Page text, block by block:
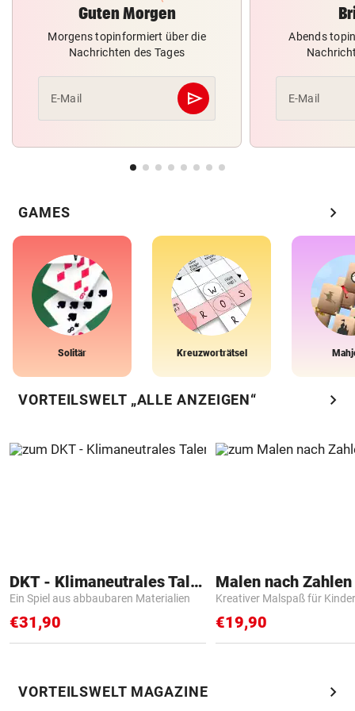
Guten Morgen
Morgens topinformiert über die
Nachrichten des Tages
E-Mail send
Abschicken
Abends
E-Mail
GAMES chevron_right
Solitär Kreuzworträtsel
VORTEILSWELT „ALLE ANZEIGEN“ chevron_right
DKT - Klimaneutrales Talent
Ein Spiel aus abbaubaren Materialien
€31,90
Kreativer Malspaß für Kinder
€19,90
VORTEILSWELT MAGAZINE chevron_right